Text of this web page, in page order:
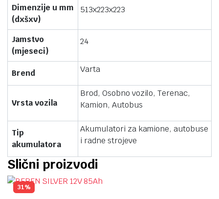
Dimenzije u mm
(dxšxv)
513x223x223
Jamstvo
(mjeseci)
24
Brend Varta
Vrsta vozila
Brod, Osobno vozilo, Terenac,
Kamion, Autobus
Tip
akumulatora
Akumulatori za kamione, autobuse
i radne strojeve
Slični proizvodi
31%